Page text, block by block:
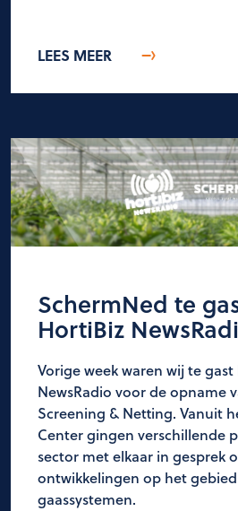
LEES MEER
SchermNed te
HortiBiz
Vorige week waren wij te
NewsRadio voor de opname
Screening & Netting. Vanuit
Center gingen verschillende
sector met elkaar in gesprek
ontwikkelingen op het
gaassystemen.